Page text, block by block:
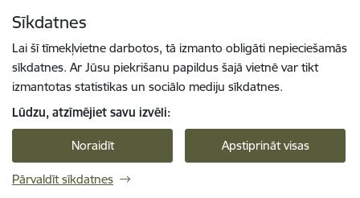
Sīkdatnes
Lai šī tīmekļvietne darbotos, tā izmanto obligāti nepieciešamās
sīkdatnes. Ar Jūsu piekrišanu papildus šajā vietnē var tikt
izmantotas statistikas un sociālo mediju sīkdatnes.
Lūdzu, atzīmējiet savu izvēli:
Noraidīt Apstiprināt visas
Pārvaldīt sīkdatnes